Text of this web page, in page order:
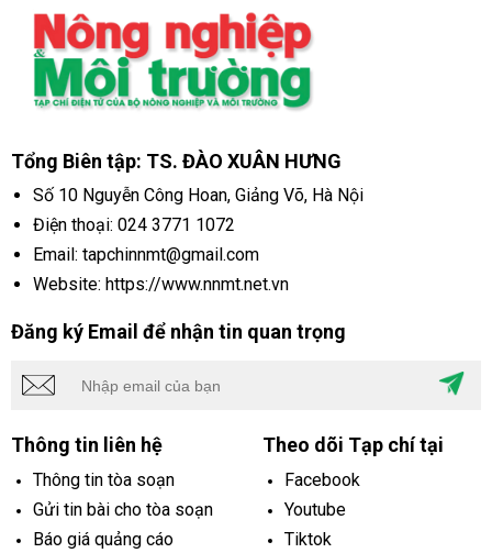
Tổng Biên tập: TS. ĐÀO XUÂN HƯNG
Số 10 Nguyễn Công Hoan, Giảng Võ, Hà Nội
Điện thoại: 024 3771 1072
Email: tapchinnmt@gmail.com
Website: https://www.nnmt.net.vn
Đăng ký Email để nhận tin quan trọng
Thông tin liên hệ
Thông tin tòa soạn
Gửi tin bài cho tòa soạn
Báo giá quảng cáo
Theo dõi Tạp chí tại
Facebook
Youtube
Tiktok